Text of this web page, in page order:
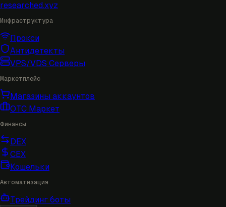
researched.xyz
Инфраструктура
Прокси
Антидетекты
VPS/VDS Серверы
Маркетплейс
Магазины аккаунтов
OTC Маркет
Финансы
DEX
CEX
Кошельки
Автоматизация
Трейдинг боты